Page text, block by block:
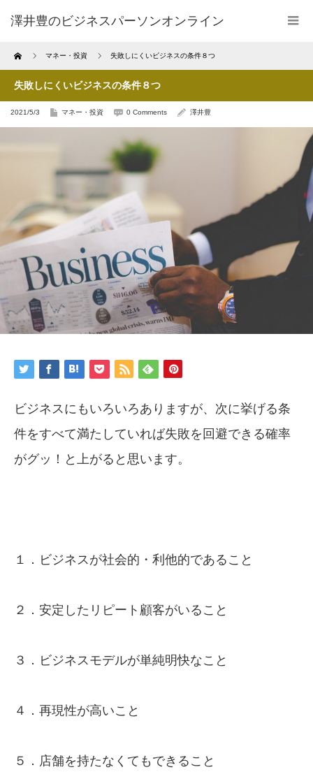
澤井豊のビジネスパーソンオンライン
Home マネー・投資 失敗しにくいビジネスの条件８つ
失敗しにくいビジネスの条件８つ
2021/5/3 マネー・投資 0 Comments 澤井豊
ビジネスにもいろいろありますが、次に挙げる条
件をすべて満たしていれば失敗を回避できる確率
がグッ！と上がると思います。
１．ビジネスが社会的・利他的であること
２．安定したリピート顧客がいること
３．ビジネスモデルが単純明快なこと
４．再現性が高いこと
５．店舗を持たなくてもできること